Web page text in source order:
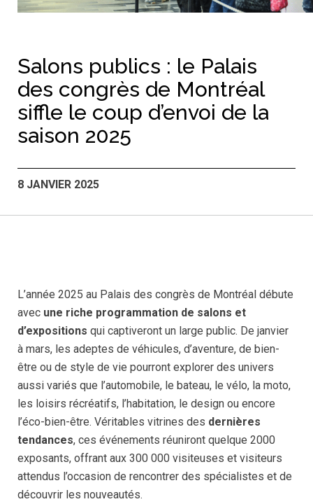
Salons publics : le Palais
des congrès de Montréal
siffle le coup d’envoi de la
saison 2025
8 JANVIER 2025
L’année 2025 au Palais des congrès de Montréal débute
avec une riche programmation de salons et
d’expositions qui captiveront un large public. De janvier
à mars, les adeptes de véhicules, d’aventure, de bien-
être ou de style de vie pourront explorer des univers
aussi variés que l’automobile, le bateau, le vélo, la moto,
les loisirs récréatifs, l’habitation, le design ou encore
l’éco-bien-être. Véritables vitrines des dernières
tendances, ces événements réuniront quelque 2000
exposants, offrant aux 300 000 visiteuses et visiteurs
attendus l’occasion de rencontrer des spécialistes et de
découvrir les nouveautés.